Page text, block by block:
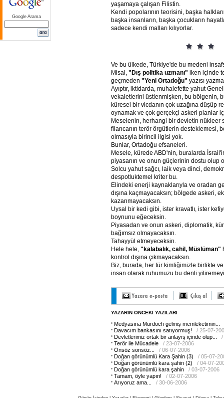
Google Arama
yaşamaya çalışan Filistin.
Kendi popolarının teorisini, başka
başka insanların, başka çocukların
sadece kendi malları kılıyorlar.
Ve bu ülkede, Türkiye'de bu medeni
Misal, "Dış politika uzmanı" iken içinde
geçmeden "Yeni Ortadoğu" yazısı
Ayıptır, iktidarda, muhalefette yahut
vekaletlerini üstlenmişken, bu bölgenin,
küresel bir vicdanın çok uzağına düşüp
oynamak ve çok gerçekçi askeri planlar
Meselenin, herhangi bir devletin nükleer
filancanın terör örgütlerin desteklemesi,
olmasıyla birincil ilgisi yok.
Bunlar, Ortadoğu efsaneleri.
Mesele, kürede ABD'nin, buralarda
piyasanın ve onun güçlerinin dostu olup
Solcu yahut sağcı, laik veya dinci,
despotluktemel kriter bu.
Elindeki enerji kaynaklarıyla ve oradan
dışına kaçmayacaksın; bölgede askeri,
kazanmayacaksın.
Uysal bir kedi gibi, ister kravatlı, ister
boynunu eğeceksin.
Piyasadan ve onun askeri, diplomatik,
bağımsız olmayacaksın.
Tahayyül etmeyeceksin.
Hele hele, "kalabalık, cahil, Müslüman"
kontrol dışına çıkmayacaksın.
Biz, burada, her tür kimliğimizle birlikte
insan olarak ruhumuzu bu denli
YAZARIN ÖNCEKİ YAZILARI
Medyasına Murdoch gelmiş memleketimin...
Davacım bankasını satıyormuş!
/ 25-07-
Devletlerimiz ortak bir anlayış içinde olup...
/
Terör ile Mücadele
/ 23-07-2006
Önsöz sonsöz...
/ 06-07-2006
Doğan görünümlü Kara Şahin (3)
/ 05-07-
Doğan görünümlü kara şahin (2)
/ 04-07-
Doğan görünümlü kara şahin
/ 03-07-2006
Tamam, öyle yapın!
/ 02-07-2006
Arıyoruz ama...
/ 30-06-2006